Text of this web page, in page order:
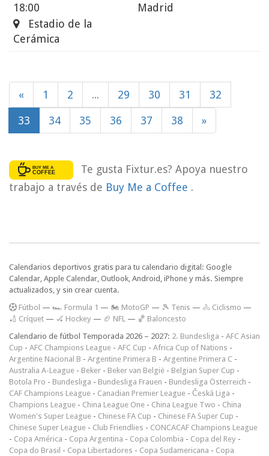
18:00
Madrid
Estadio de la
Cerámica
« 1 2 ... 29 30 31 32
33 34 35 36 37 38 »
Te gusta Fixtur.es? Apoya nuestro
trabajo a través de Buy Me a Coffee .
Calendarios deportivos gratis para tu calendario digital: Google
Calendar, Apple Calendar, Outlook, Android, iPhone y más. Siempre
actualizados, y sin crear cuenta.
Fútbol — 🏎️ Formula 1 — 🏍 MotoGP — 🎾 Tenis — 🚴 Ciclismo —
🏏 Críquet — 🏑 Hockey — 🏈 NFL — 🏀 Baloncesto
Calendario de fútbol Temporada 2026 – 2027: 2. Bundesliga - AFC Asian
Cup - AFC Champions League - AFC Cup - Africa Cup of Nations -
Argentine Nacional B - Argentine Primera B - Argentine Primera C -
Australia A-League - Beker - Beker van België - Belgian Super Cup -
Botola Pro - Bundesliga - Bundesliga Frauen - Bundesliga Österreich -
CAF Champions League - Canadian Premier League - Česká Liga -
Champions League - China League One - China League Two - China
Women's Super League - Chinese FA Cup - Chinese FA Super Cup -
Chinese Super League - Club Friendlies - CONCACAF Champions League
- Copa América - Copa Argentina - Copa Colombia - Copa del Rey -
Copa do Brasil - Copa Libertadores - Copa Sudamericana - Copa